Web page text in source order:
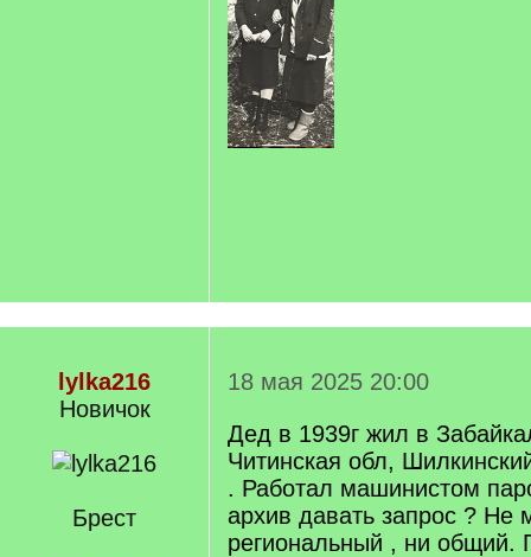
lylka216
Новичок
Брест
18 мая 2025 20:00
Дед в 1939г жил в
Читинская обл,
. Работал машинистом
архив давать запрос ? Не
региональный , ни общий.